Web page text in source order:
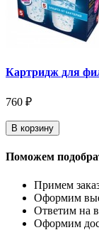
Картридж для
760 ₽
В корзину
Поможем
Примем
Оформим
Ответим на
Оформим